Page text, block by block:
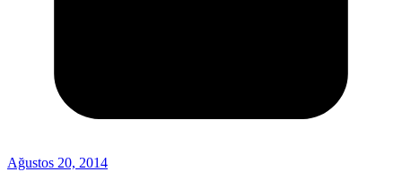
Ağustos 20, 2014